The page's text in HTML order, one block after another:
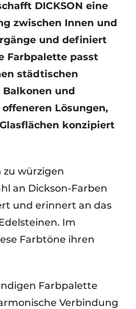
DICKSON eine
zwischen Innen und
und definiert
Farbpalette passt
städtischen
Balkonen und
Lösungen,
konzipiert
zu würzigen
an Dickson-Farben
und erinnert an das
Im
Farbtöne ihren
Farbpalette
Verbindung